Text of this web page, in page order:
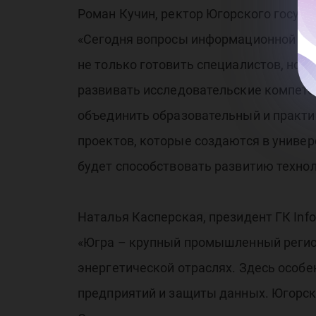
Роман Кучин, ректор Югорского
«Сегодня вопросы информационной
не только готовить специалистов, но
развивать исследовательские
объединить образовательный и
проектов, которые создаются в
будет способствовать развитию
Наталья Касперская, президент ГК
«Югра – крупный промышленный
энергетической отраслях. Здесь
предприятий и защиты данных.